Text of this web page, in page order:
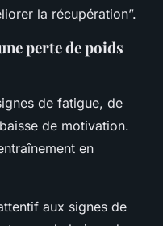
la récupération”.
perte de poids
de fatigue, de
de motivation.
en
aux signes de